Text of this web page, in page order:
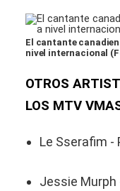
El cantante
nivel internacional
OTROS
LOS MTV
Le Sserafim -
Jessie Murph